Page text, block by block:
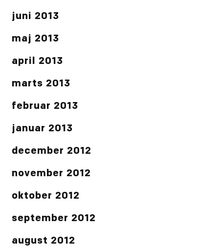
juni 2013
maj 2013
april 2013
marts 2013
februar 2013
januar 2013
december 2012
november 2012
oktober 2012
september 2012
august 2012